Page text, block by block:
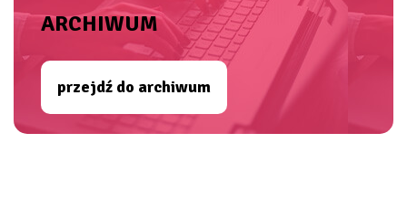
ARCHIWUM
przejdź do archiwum